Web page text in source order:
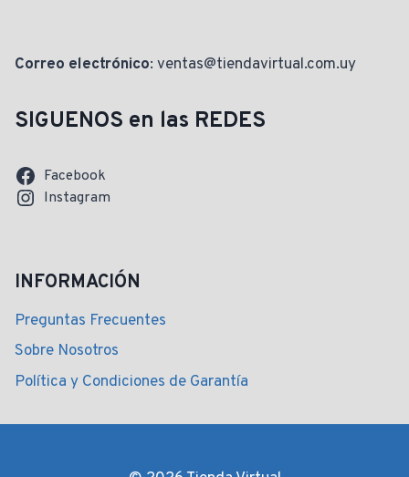
Correo electrónico: ventas@tiendavirtual.com.uy
SIGUENOS en las REDES
Facebook
Instagram
INFORMACIÓN
Preguntas Frecuentes
Sobre Nosotros
Política y Condiciones de Garantía